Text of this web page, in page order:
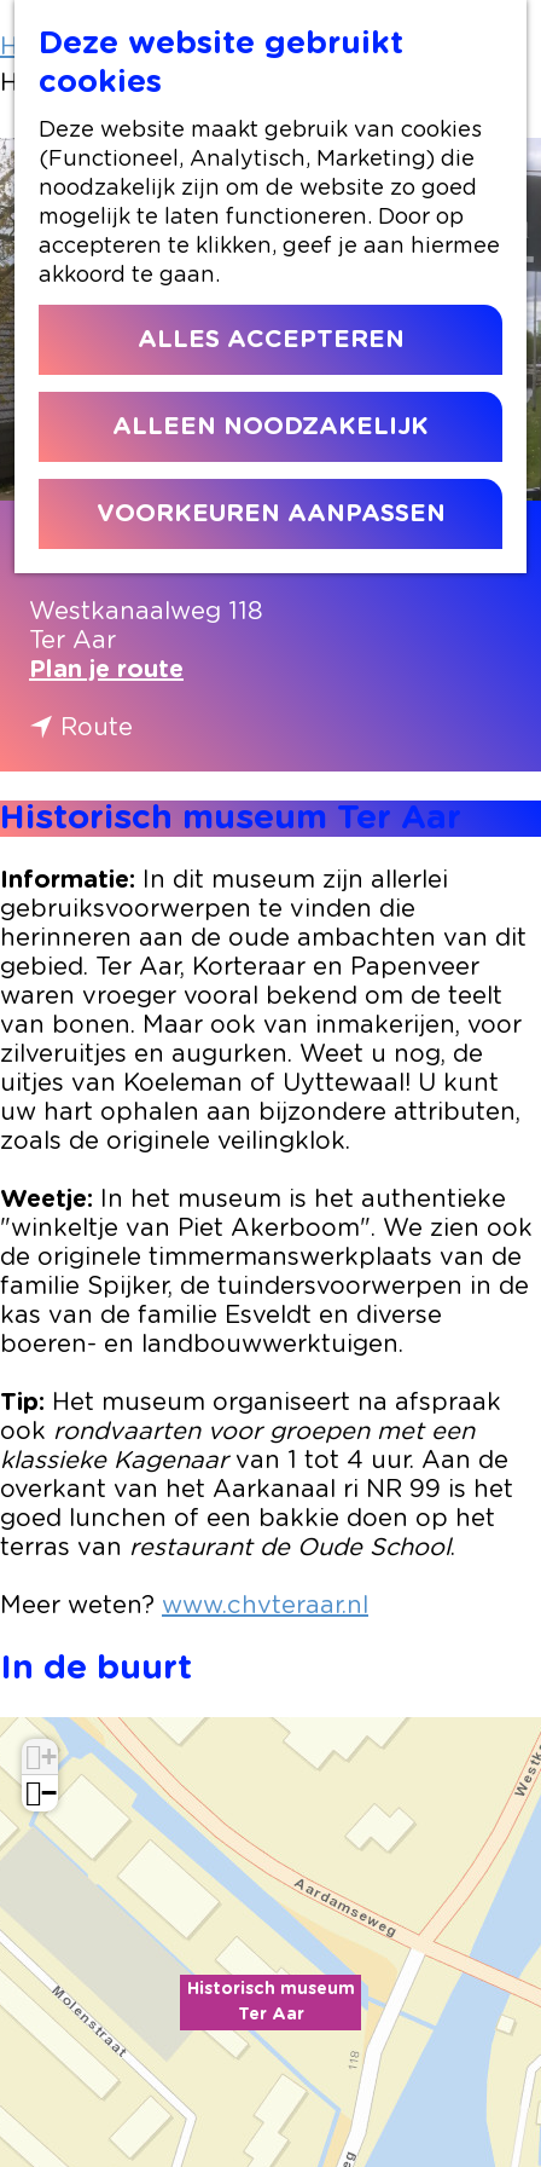
Deze website gebruikt
cookies
Deze website maakt gebruik van cookies
(Functioneel, Analytisch, Marketing) die
noodzakelijk zijn om de website zo goed
mogelijk te laten functioneren. Door op
accepteren te klikken, geef je aan hiermee
akkoord te gaan.
ALLES ACCEPTEREN
ALLEEN NOODZAKELIJK
VOORKEUREN AANPASSEN
Home
Locaties winkelen
Historisch museum Ter Aar
Contact
Westkanaalweg 118
Ter Aar
Plan je route
i
s
t
o
s
c
h
m
u
s
u
m
T
e
r
A
r
Route
r
H
i
s
o
r
s
c
h
m
s
e
u
m
T
e
A
a
r
Historisch museum Ter Aar
Informatie: In dit museum zijn allerlei
gebruiksvoorwerpen te vinden die
herinneren aan de oude ambachten van dit
gebied. Ter Aar, Korteraar en Papenveer
waren vroeger vooral bekend om de teelt
van bonen. Maar ook van inmakerijen, voor
zilveruitjes en augurken. Weet u nog, de
uitjes van Koeleman of Uyttewaal! U kunt
uw hart ophalen aan bijzondere attributen,
zoals de originele veilingklok.
Weetje: In het museum is het authentieke
"winkeltje van Piet Akerboom". We zien ook
de originele timmermanswerkplaats van de
familie Spijker, de tuindersvoorwerpen in de
kas van de familie Esveldt en diverse
boeren- en landbouwwerktuigen.
Tip: Het museum organiseert na afspraak
ook rondvaarten voor groepen met een
klassieke Kagenaarvan 1 tot 4 uur. Aan de
overkant van het Aarkanaal ri NR 99 is het
goed lunchen of een bakkie doen op het
terras van restaurant de Oude School.
Meer weten? www.chvteraar.nl
In de buurt
Historisch museum
Ter Aar
+
−